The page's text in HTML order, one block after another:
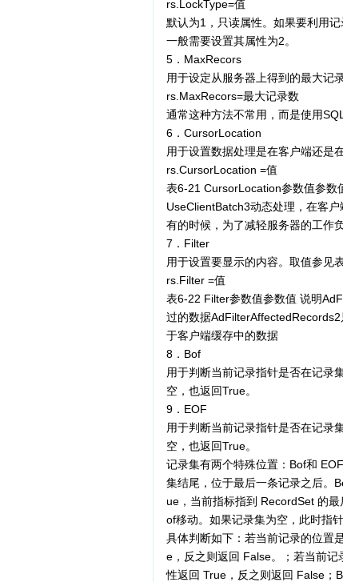
rs.LockType=值
默认为1，只读属性。如果要利用
一般需要设置其属性为2。
5．MaxRecors
用于设定从服务器上得到的最大记
rs.MaxRecors=最大记录数
通常这种方法不常用，而是使用
6．CursorLocation
用于设置数据处理是在客户端还是
rs.CursorLocation =值
表6-21 CursorLocation参数值参数
UseClientBatch3动态处理，在客
有的时候，为了减轻服务器的工作
7．Filter
用于设置要显示的内容。取值参见
rs.Filter =值
表6-22 Filter参数值参数值 说明
过的数据
于客户端缓存中的数据
8．Bof
用于判断当前记录指针是否在记录
空，也返回True。
9．EOF
用于判断当前记录指针是否在记录
空，也返回True。
记录集有两个特殊位置：Bof和
集结尾，位于最后一条记录之后。
ue，当前指标指到 RecordSet 的
of移动。如果记录集为空，此时指
具体判断如下：若当前记录的位置
e，反之则返回 False。；若当前
性返回 True，反之则返回 False；